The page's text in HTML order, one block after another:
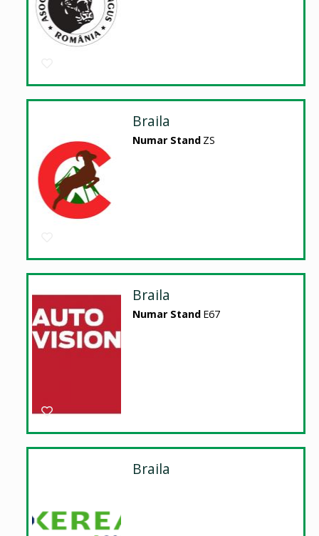
Braila
Numar Stand ZS
Braila
Numar Stand E67
Braila